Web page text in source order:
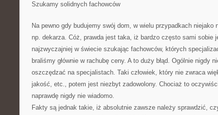
Szukamy solidnych fachowców
Na pewno gdy budujemy swój dom, w wielu przypadkach niejako
np. dekarza. Cóż, prawda jest taka, iż bardzo często sami sobie
najzwyczajniej w świecie szukając fachowców, których
braliśmy głównie w rachubę ceny. A to duży błąd. Ogólnie nigdy
oszczędzać na specjalistach. Taki człowiek, który nie zwraca
jakość, etc., potem jest niezbyt zadowolony. Chociaż to
naprawdę nigdy nie wiadomo.
Fakty są jednak takie, iż absolutnie zawsze należy sprawdzić,